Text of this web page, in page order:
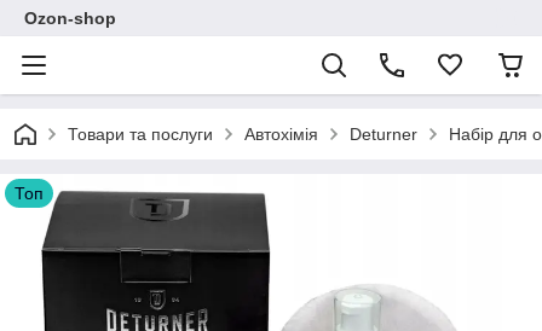
Ozon-shop
Товари та послуги Автохімія Deturner Набір для
Топ